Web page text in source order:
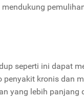
seperti ini dapat
kronis dan
yang lebih panjang